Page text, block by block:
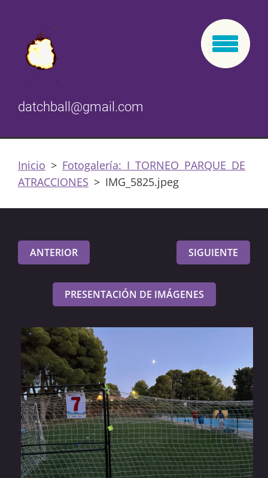
datchball@gmail.com
Inicio > Fotogalería: I TORNEO PARQUE DE
ATRACCIONES > IMG_5825.jpeg
ANTERIOR SIGUIENTE
PRESENTACIÓN DE IMÁGENES